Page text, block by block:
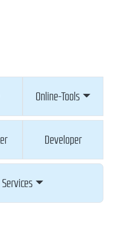
Online-Tools
Developer
Services